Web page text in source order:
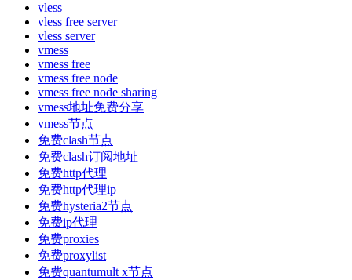
vless
vless free server
vless server
vmess
vmess free
vmess free node
vmess free node sharing
vmess地址免费分享
vmess节点
免费clash节点
免费clash订阅地址
免费http代理
免费http代理ip
免费hysteria2节点
免费ip代理
免费proxies
免费proxylist
免费quantumult x节点